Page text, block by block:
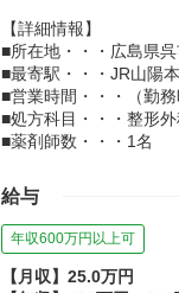
【詳細情報】
■所在地・・・広島県
■最寄駅・・・JR山陽本
■営業時間・・・（勤
■処方科目・・・整形
■薬剤師数・・・1名
給与
年収600万円以上可
【月収】25.0万円